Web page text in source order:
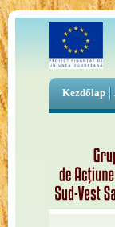
Kezdőlap